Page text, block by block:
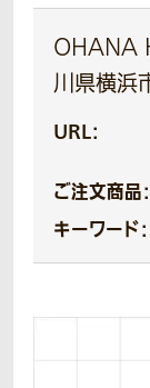
OHANA
川県横浜
URL：
ご注文商品：
キーワード：